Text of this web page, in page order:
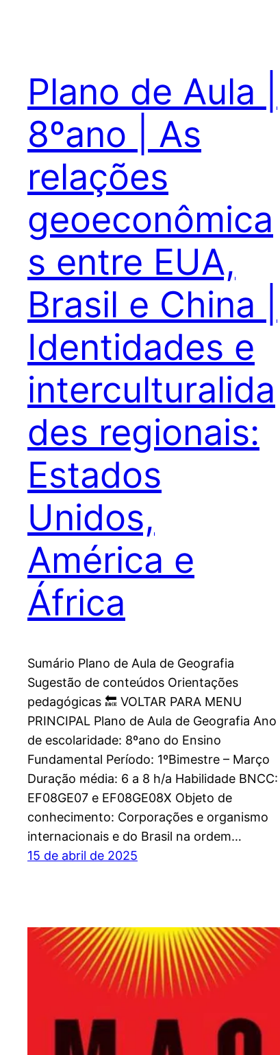
Plano de Aula |
8ºano | As
relações
geoeconômica
s entre EUA,
Brasil e China |
Identidades e
interculturalida
des regionais:
Estados
Unidos,
América e
África
Sumário Plano de Aula de Geografia
Sugestão de conteúdos Orientações
pedagógicas 🔙 VOLTAR PARA MENU
PRINCIPAL Plano de Aula de Geografia Ano
de escolaridade: 8ºano do Ensino
Fundamental Período: 1ºBimestre – Março
Duração média: 6 a 8 h/a Habilidade BNCC:
EF08GE07 e EF08GE08X Objeto de
conhecimento: Corporações e organismo
internacionais e do Brasil na ordem…
15 de abril de 2025